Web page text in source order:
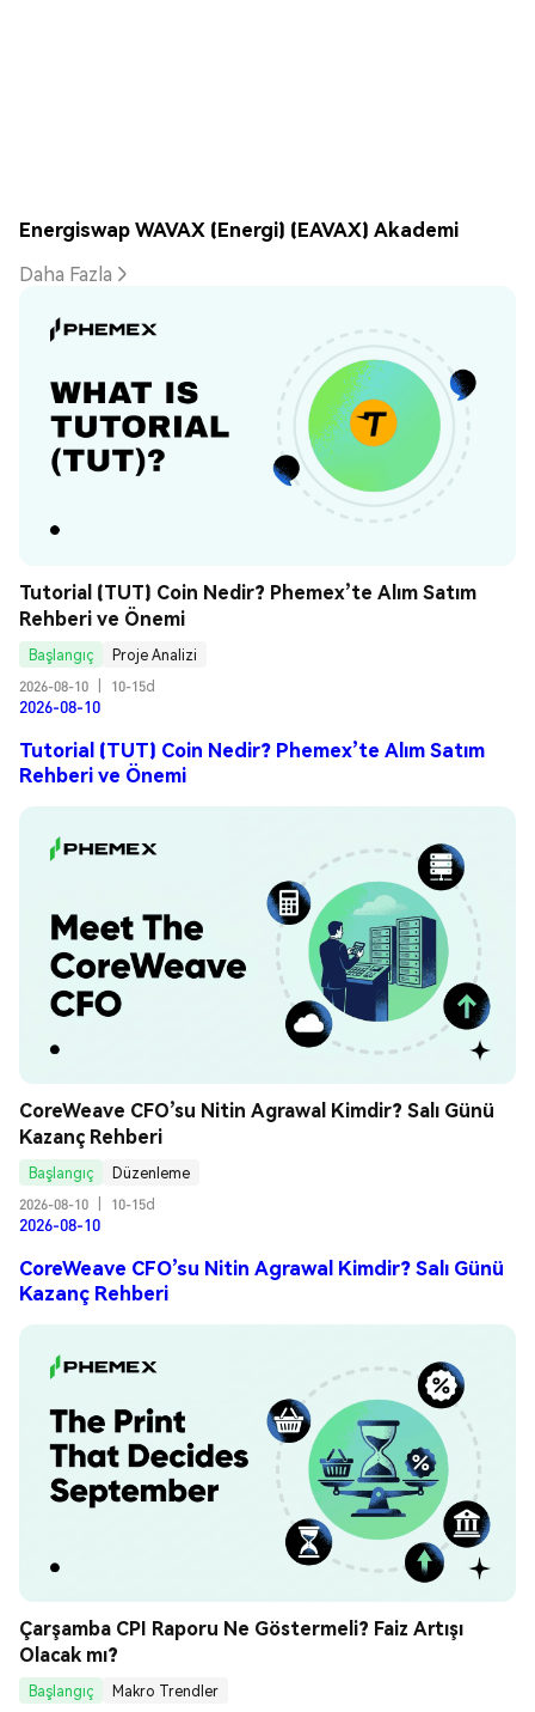
Energiswap WAVAX (Energi) (EAVAX) Akademi
Daha Fazla
Tutorial (TUT) Coin Nedir? Phemex’te Alım Satım
Rehberi ve Önemi
Başlangıç
Proje Analizi
2026-08-10
10-15d
2026-08-10
Tutorial (TUT) Coin Nedir? Phemex’te Alım Satım
Rehberi ve Önemi
CoreWeave CFO’su Nitin Agrawal Kimdir? Salı Günü
Kazanç Rehberi
Başlangıç
Düzenleme
2026-08-10
10-15d
2026-08-10
CoreWeave CFO’su Nitin Agrawal Kimdir? Salı Günü
Kazanç Rehberi
Çarşamba CPI Raporu Ne Göstermeli? Faiz Artışı
Olacak mı?
Başlangıç
Makro Trendler